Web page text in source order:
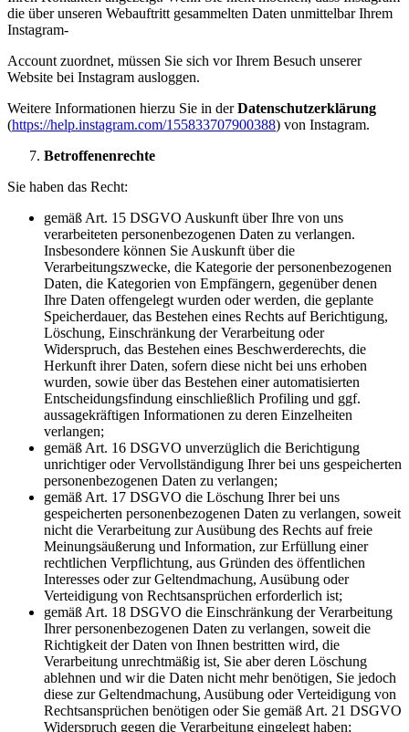
die über unseren Webauftritt gesammelten Daten unmittelbar Ihrem
Instagram-
Account zuordnet, müssen Sie sich vor Ihrem Besuch unserer
Website bei Instagram ausloggen.
Weitere Informationen hierzu Sie in derDatenschutzerklärung
(https://help.instagram.com/155833707900388) von Instagram.
Betroffenenrechte
Sie haben das Recht:
gemäß Art. 15 DSGVO Auskunft über Ihre von uns
verarbeiteten personenbezogenen Daten zu verlangen.
Insbesondere können Sie Auskunft über die
Verarbeitungszwecke, die Kategorie der personenbezogenen
Daten, die Kategorien von Empfängern, gegenüber denen
Ihre Daten offengelegt wurden oder werden, die geplante
Speicherdauer, das Bestehen eines Rechts auf Berichtigung,
Löschung, Einschränkung der Verarbeitung oder
Widerspruch, das Bestehen eines Beschwerderechts, die
Herkunft ihrer Daten, sofern diese nicht bei uns erhoben
wurden, sowie über das Bestehen einer automatisierten
Entscheidungsfindung einschließlich Profiling und ggf.
aussagekräftigen Informationen zu deren Einzelheiten
verlangen;
gemäß Art. 16 DSGVO unverzüglich die Berichtigung
unrichtiger oder Vervollständigung Ihrer bei uns gespeicherten
personenbezogenen Daten zu verlangen;
gemäß Art. 17 DSGVO die Löschung Ihrer bei uns
gespeicherten personenbezogenen Daten zu verlangen, soweit
nicht die Verarbeitung zur Ausübung des Rechts auf freie
Meinungsäußerung und Information, zur Erfüllung einer
rechtlichen Verpflichtung, aus Gründen des öffentlichen
Interesses oder zur Geltendmachung, Ausübung oder
Verteidigung von Rechtsansprüchen erforderlich ist;
gemäß Art. 18 DSGVO die Einschränkung der Verarbeitung
Ihrer personenbezogenen Daten zu verlangen, soweit die
Richtigkeit der Daten von Ihnen bestritten wird, die
Verarbeitung unrechtmäßig ist, Sie aber deren Löschung
ablehnen und wir die Daten nicht mehr benötigen, Sie jedoch
diese zur Geltendmachung, Ausübung oder Verteidigung von
Rechtsansprüchen benötigen oder Sie gemäß Art. 21 DSGVO
Widerspruch gegen die Verarbeitung eingelegt haben;